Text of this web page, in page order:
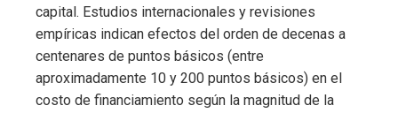
capital. Estudios internacionales y revisiones
empíricas indican efectos del orden de decenas a
centenares de puntos básicos (entre
aproximadamente 10 y 200 puntos básicos) en el
costo de financiamiento según la magnitud de la